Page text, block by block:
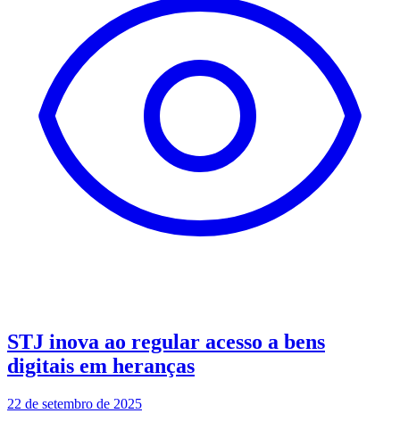
STJ inova ao regular acesso a bens
digitais em heranças
22 de setembro de 2025